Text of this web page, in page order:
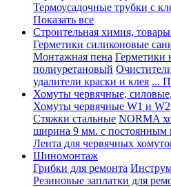
Термоусадочные трубки с
Показать все
Строительная химия,
Герметики силиконовые
Монтажная пена Герметики
полиуретановый
удалители краски и клея ...
Хомуты червячные,
Хомуты червячные W1 и W2
Стяжки стальные NORMA
ширина 9 мм. с постоянным
Лента для червячных
Шиномонтаж
Грибки для ремонта
Резиновые заплатки для